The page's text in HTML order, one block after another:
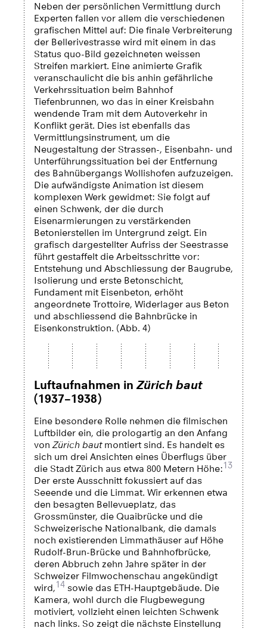
Neben der persönlichen Vermittlung durch
Experten fallen vor allem die verschiedenen
grafischen Mittel auf: Die finale Verbreiterung
der Bellerivestrasse wird mit einem in das
Status quo-Bild gezeichneten weissen
Streifen markiert. Eine animierte Grafik
veranschaulicht die bis anhin gefährliche
Verkehrssituation beim Bahnhof
Tiefenbrunnen, wo das in einer Kreisbahn
wendende Tram mit dem Autoverkehr in
Konflikt gerät. Dies ist ebenfalls das
Vermittlungsinstrument, um die
Neugestaltung der Strassen-, Eisenbahn- und
Unterführungssituation bei der Entfernung
des Bahnübergangs Wollishofen aufzuzeigen.
Die aufwändigste Animation ist diesem
komplexen Werk gewidmet: Sie folgt auf
einen Schwenk, der die durch
Eisenarmierungen zu verstärkenden
Betonierstellen im Untergrund zeigt. Ein
grafisch dargestellter Aufriss der Seestrasse
führt gestaffelt die Arbeitsschritte vor:
Entstehung und Abschliessung der Baugrube,
Isolierung und erste Betonschicht,
Fundament mit Eisenbeton, erhöht
angeordnete Trottoire, Widerlager aus Beton
und abschliessend die Bahnbrücke in
Eisenkonstruktion. (Abb. 4)
Luftaufnahmen in Zürich baut
(1937–1938)
Eine besondere Rolle nehmen die filmischen
Luftbilder ein, die prologartig an den Anfang
vonZürich bautmontiert sind. Es handelt es
sich um drei Ansichten eines Überflugs über
die Stadt Zürich aus etwa 800 Metern Höhe:13
Der erste Ausschnitt fokussiert auf das
Seeende und die Limmat. Wir erkennen etwa
den besagten Bellevueplatz, das
Grossmünster, die Quaibrücke und die
Schweizerische Nationalbank, die damals
noch existierenden Limmathäuser auf Höhe
Rudolf-Brun-Brücke und Bahnhofbrücke,
deren Abbruch zehn Jahre später in der
Schweizer Filmwochenschau angekündigt
wird,14sowie das ETH-Hauptgebäude. Die
Kamera, wohl durch die Flugbewegung
motiviert, vollzieht einen leichten Schwenk
nach links. So zeigt die nächste Einstellung